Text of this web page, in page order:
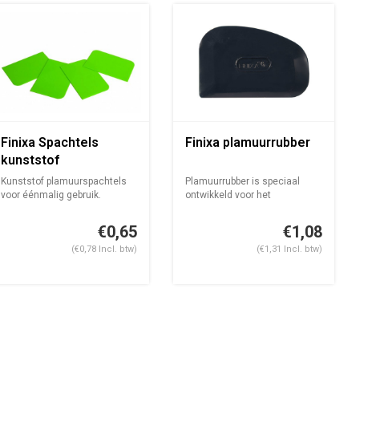
Finixa Spachtels
kunststof
Kunststof plamuurspachtels
voor éénmalig gebruik.
€0,65
(€0,78 Incl. btw)
Finixa plamuurrubber
Plamuurrubber is speciaal
ontwikkeld voor het
€1,08
(€1,31 Incl. btw)